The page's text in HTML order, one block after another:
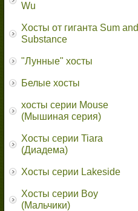
Wu
Хосты от гиганта Sum and
Substance
"Лунные" хосты
Белые хосты
хосты серии Mouse
(Мышиная серия)
Хосты серии Tiara
(Диадема)
Хосты серии Lakeside
Хосты серии Boy
(Мальчики)